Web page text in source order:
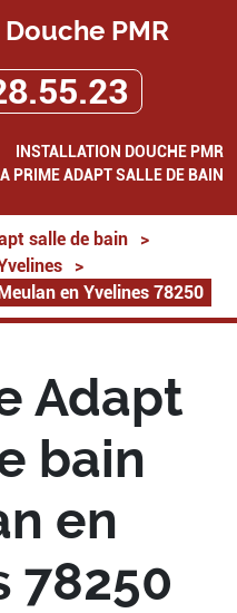
Douche PMR
INSTALLATION DOUCHE PMR
PRIME ADAPT SALLE DE BAIN
salle de bain
>
>
en Yvelines 78250
Adapt
bain
en
78250